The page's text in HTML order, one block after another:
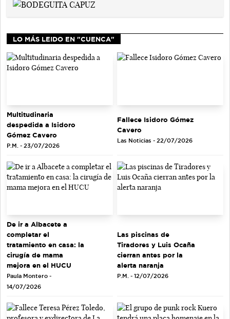
LO MÁS LEIDO EN "CUENCA"
Multitudinaria
despedida a Isidoro
Gómez Cavero
P.M. - 23/07/2026
Fallece Isidoro Gómez
Cavero
Las Noticias - 22/07/2026
De ir a Albacete a
completar el
tratamiento en casa: la
cirugía de mama
mejora en el HUCU
Paula Montero -
14/07/2026
Las piscinas de
Tiradores y Luis Ocaña
cierran antes por la
alerta naranja
P.M. - 12/07/2026